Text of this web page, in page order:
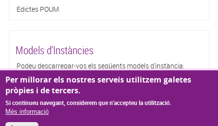
Edictes POUM
Models d'Instàncies
Podeu descarregar-vos els següents models d'instància:
Instància genèrica Instància padró Autorització padró Canvi
titularitat nínxol Llicència urbanística Comunicació d'obres
menors Ús esporàdic equipament municipal
Per millorar els nostres serveis utilitzem galetes
pròpies i de tercers.
Si continueu navegant, considerem que n'accepteu la utilització.
Més informació